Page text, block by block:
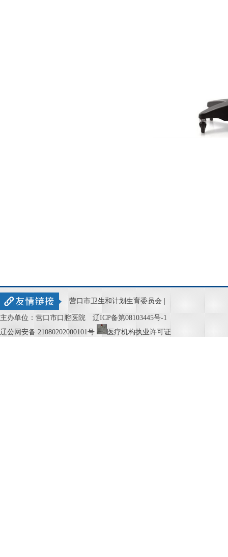
营口市卫生和计划生育委员会 |
主办单位：营口市口腔医院辽ICP备第08103445号-1
辽公网安备 21080202000101号
医疗机构执业许可证